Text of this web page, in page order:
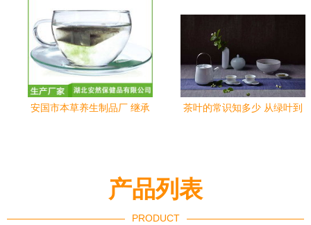
安国市本草养生制品厂 继承
茶叶的常识知多少 从绿叶到
产品列表
PRODUCT